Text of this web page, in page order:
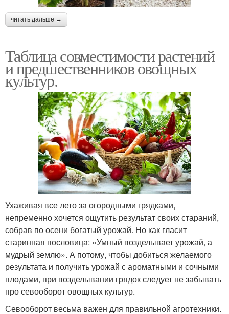
читать дальше →
Таблица совместимости растений
и предшественников овощных
культур.
Ухаживая все лето за огородными грядками,
непременно хочется ощутить результат своих стараний,
собрав по осени богатый урожай. Но как гласит
старинная пословица: «Умный возделывает урожай, а
мудрый землю». А потому, чтобы добиться желаемого
результата и получить урожай с ароматными и сочными
плодами, при возделывании грядок следует не забывать
про севооборот овощных культур.
Севооборот весьма важен для правильной агротехники.